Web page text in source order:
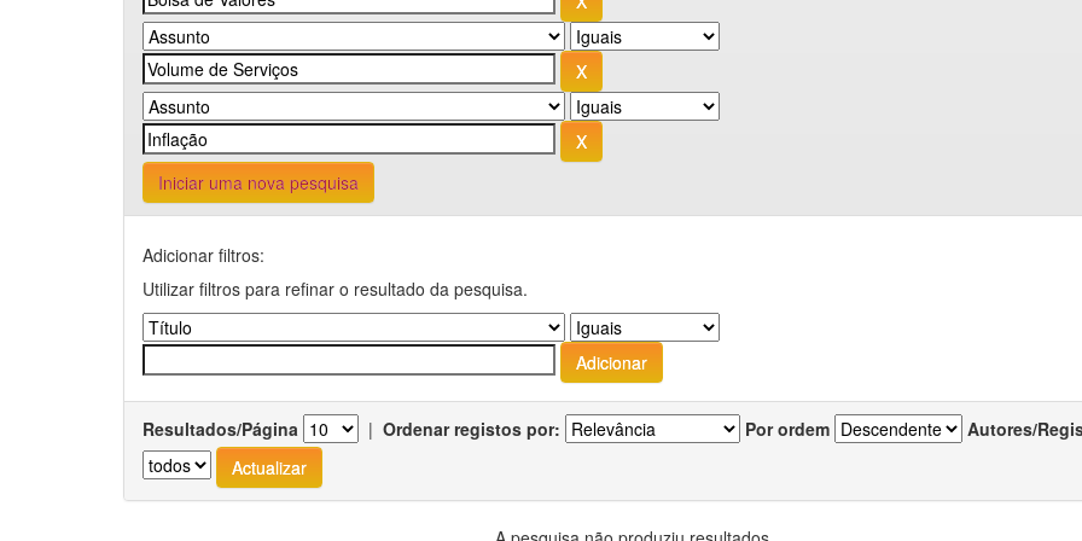
Iniciar uma nova pesquisa
Adicionar filtros:
Utilizar filtros para refinar o resultado da pesquisa.
Resultados/Página | Ordenar registos por: Por ordem Autores/